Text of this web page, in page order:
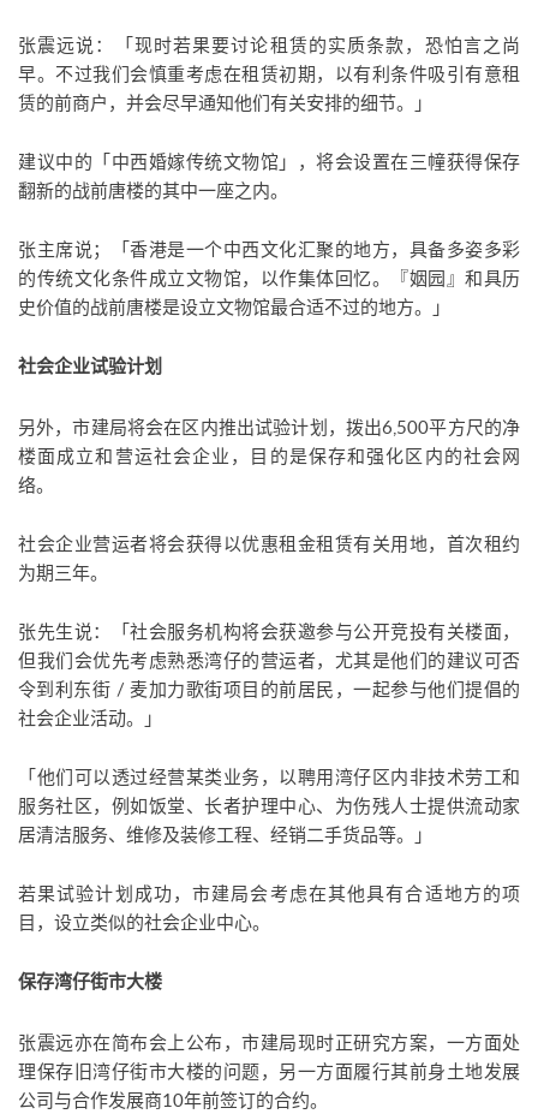
张震远说：「现时若果要讨论租赁的实质条款，恐怕言之尚
早。不过我们会慎重考虑在租赁初期，以有利条件吸引有意租
赁的前商户，并会尽早通知他们有关安排的细节。」
建议中的「中西婚嫁传统文物馆」，将会设置在三幢获得保存
翻新的战前唐楼的其中一座之内。
张主席说；「香港是一个中西文化汇聚的地方，具备多姿多彩
的传统文化条件成立文物馆，以作集体回忆。『姻园』和具历
史价值的战前唐楼是设立文物馆最合适不过的地方。」
社会企业试验计划
另外，市建局将会在区内推出试验计划，拨出6,500平方尺的净
楼面成立和营运社会企业，目的是保存和强化区内的社会网
络。
社会企业营运者将会获得以优惠租金租赁有关用地，首次租约
为期三年。
张先生说：「社会服务机构将会获邀参与公开竞投有关楼面，
但我们会优先考虑熟悉湾仔的营运者，尤其是他们的建议可否
令到利东街 / 麦加力歌街项目的前居民，一起参与他们提倡的
社会企业活动。」
「他们可以透过经营某类业务，以聘用湾仔区内非技术劳工和
服务社区，例如饭堂、长者护理中心、为伤残人士提供流动家
居清洁服务、维修及装修工程、经销二手货品等。」
若果试验计划成功，市建局会考虑在其他具有合适地方的项
目，设立类似的社会企业中心。
保存湾仔街市大楼
张震远亦在简布会上公布，市建局现时正研究方案，一方面处
理保存旧湾仔街市大楼的问题，另一方面履行其前身土地发展
公司与合作发展商10年前签订的合约。